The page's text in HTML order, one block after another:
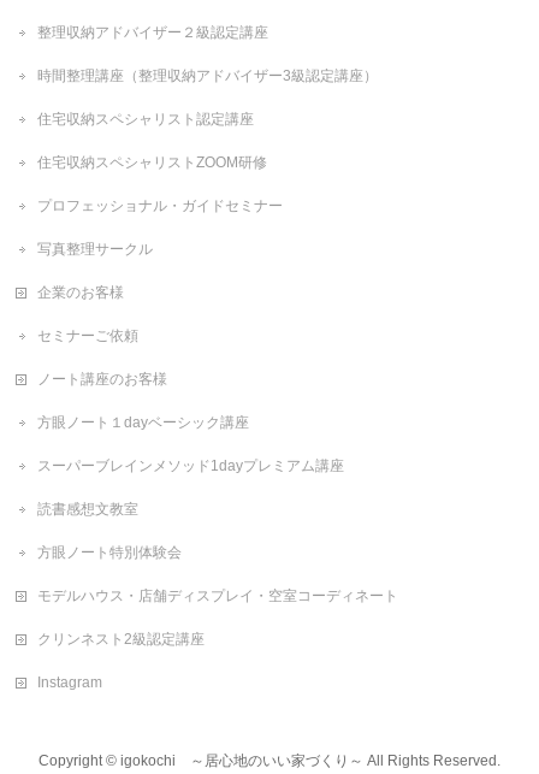
整理収納アドバイザー２級認定講座
時間整理講座（整理収納アドバイザー3級認定講座）
住宅収納スペシャリスト認定講座
住宅収納スペシャリストZOOM研修
プロフェッショナル・ガイドセミナー
写真整理サークル
企業のお客様
セミナーご依頼
ノート講座のお客様
方眼ノート１dayベーシック講座
スーパーブレインメソッド1dayプレミアム講座
読書感想文教室
方眼ノート特別体験会
モデルハウス・店舗ディスプレイ・空室コーディネート
クリンネスト2級認定講座
Instagram
Copyright © igokochi ～居心地のいい家づくり～ All Rights Reserved.